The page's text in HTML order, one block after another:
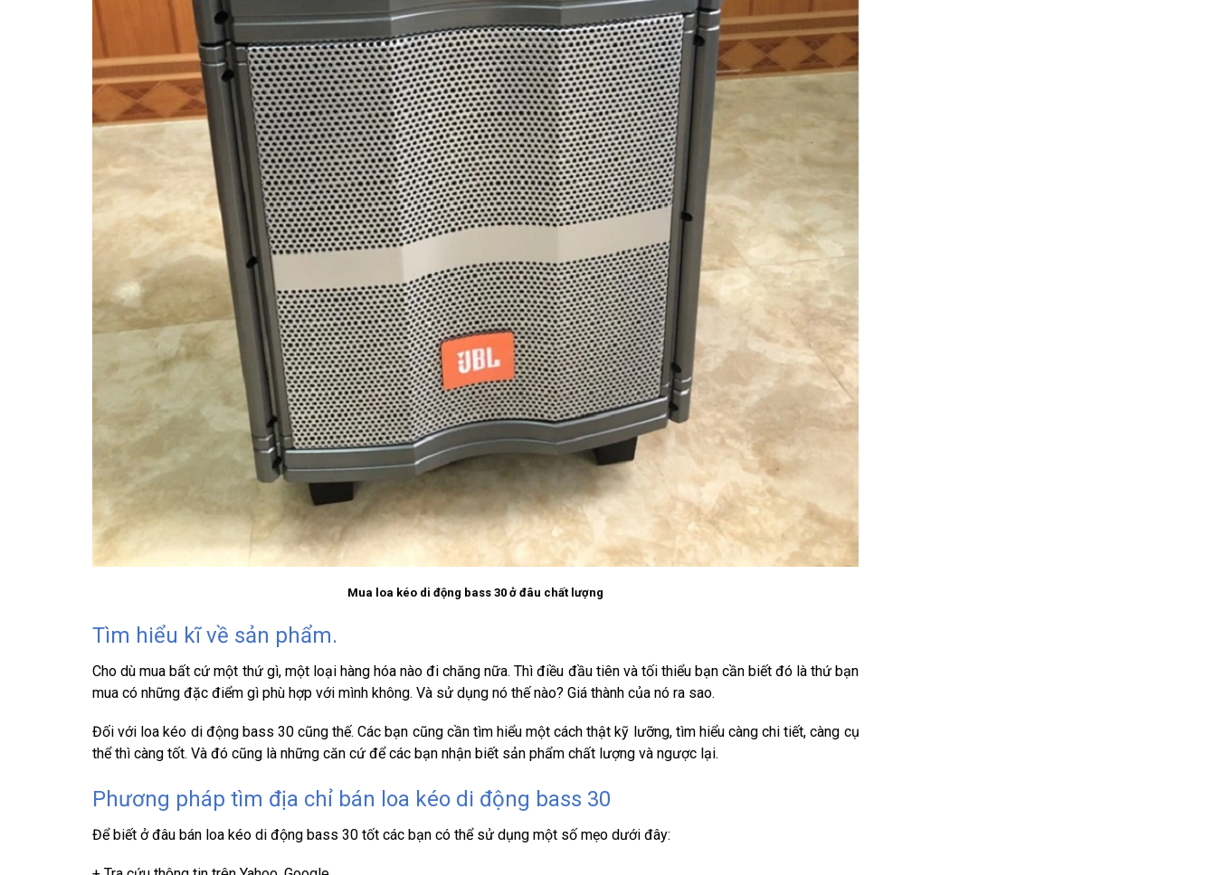
Mua loa kéo di động bass 30 ở đâu chất lượng
Tìm hiểu kĩ về sản phẩm.
Cho dù mua bất cứ một thứ gì, một loại hàng hóa nào đi chăng nữa. Thì điều đầu tiên và tối thiểu bạn cần biết đó là thứ bạn
mua có những đặc điểm gì phù hợp với mình không. Và sử dụng nó thế nào? Giá thành của nó ra sao.
Đối với loa kéo di động bass 30 cũng thế. Các bạn cũng cần tìm hiểu một cách thật kỹ lưỡng, tìm hiểu càng chi tiết, càng cụ
thể thì càng tốt. Và đó cũng là những căn cứ để các bạn nhận biết sản phẩm chất lượng và ngược lại.
Phương pháp tìm địa chỉ bán loa kéo di động bass 30
Để biết ở đâu bán loa kéo di động bass 30 tốt các bạn có thể sử dụng một số mẹo dưới đây: